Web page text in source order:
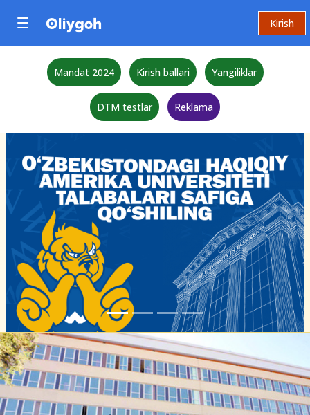
Kirish
Mandat 2024 Kirish ballari Yangiliklar
DTM testlar Reklama